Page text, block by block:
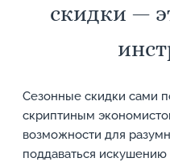
скидки —
Сезонные скидки сами
скриптиным
возможности для
поддаваться